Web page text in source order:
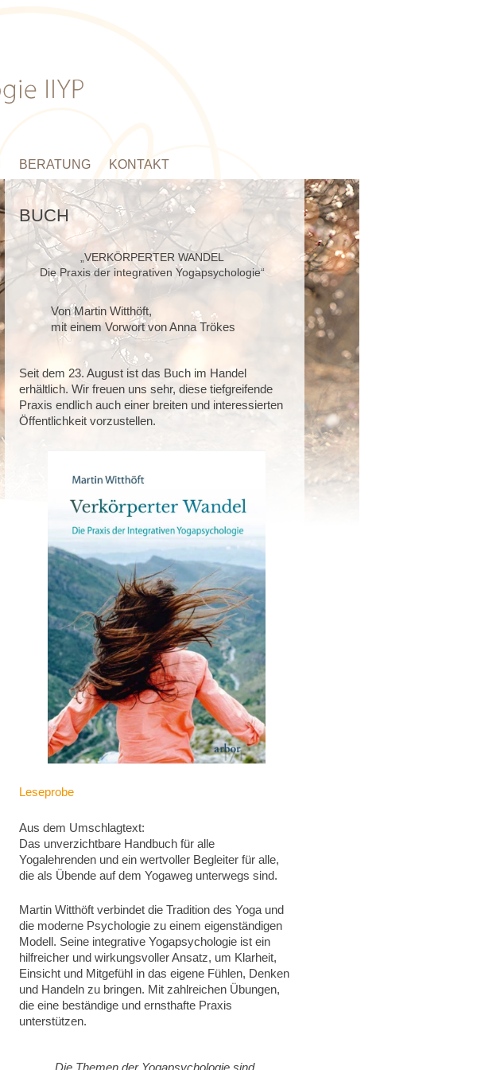
BERATUNG KONTAKT
BUCH
„VERKÖRPERTER WANDEL
Die Praxis der integrativen Yogapsychologie“
Von Martin Witthöft,
mit einem Vorwort von Anna Trökes
Seit dem 23. August ist das Buch im Handel
erhältlich. Wir freuen uns sehr, diese tiefgreifende
Praxis endlich auch einer breiten und interessierten
Öffentlichkeit vorzustellen.
Leseprobe
Aus dem Umschlagtext:
Das unverzichtbare Handbuch für alle
Yogalehrenden und ein wertvoller Begleiter für alle,
die als Übende auf dem Yogaweg unterwegs sind.
Martin Witthöft verbindet die Tradition des Yoga und
die moderne Psychologie zu einem eigenständigen
Modell. Seine integrative Yogapsychologie ist ein
hilfreicher und wirkungsvoller Ansatz, um Klarheit,
Einsicht und Mitgefühl in das eigene Fühlen, Denken
und Handeln zu bringen. Mit zahlreichen Übungen,
die eine beständige und ernsthafte Praxis
unterstützen.